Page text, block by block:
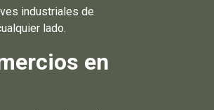
industriales de
lado.
en